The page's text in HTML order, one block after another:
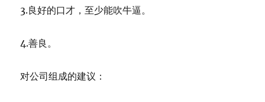
3.良好的口才，至少能吹牛逼。
4.善良。
对公司组成的建议：